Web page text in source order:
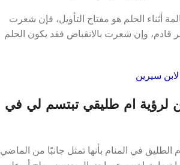
أثناء الحلم هو مفتاح التأويل، فإن شعرت
قادم، وإن شعرت بالانقباض فقد يكون الحلم
سيرين
لرؤية ام طليقي تبتسم لي في
في المنام بأنها تمثل جانبًا من الماضي